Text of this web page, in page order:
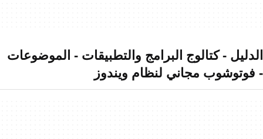
الدليل - كتالوج البرامج والتطبيقات - الموضوعات
- فوتوشوب مجاني لنظام ويندوز